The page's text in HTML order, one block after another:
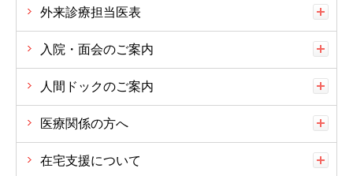
外来診療担当医表
入院・面会のご案内
人間ドックのご案内
医療関係の方へ
在宅支援について